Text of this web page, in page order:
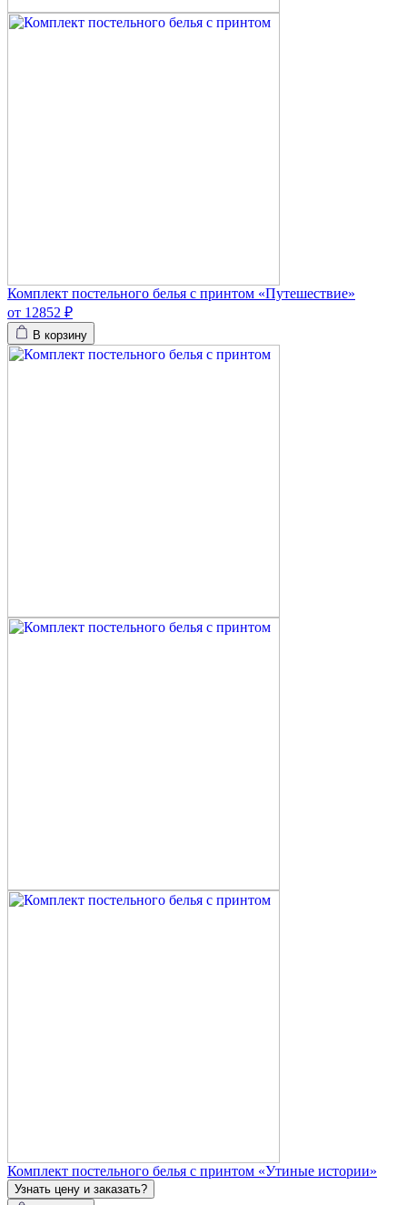
Комплект постельного белья с принтом «Путешествие»
от 12852 ₽
В корзину
Комплект постельного белья с принтом «Утиные истории»
Узнать цену и заказать?